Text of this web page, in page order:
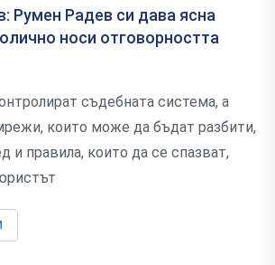
Румен Радев си дава ясна
носи отговорността
съдебната система, а
които може да бъдат разбити,
и правила, които да се спазват,